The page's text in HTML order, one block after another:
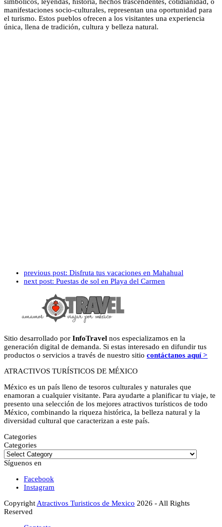
simbólicos, leyendas, historia, hechos trascendentes, cotidianidad, o
manifestaciones socio-culturales, representan una oportunidad para
el turismo. Estos pueblos ofrecen a los visitantes una experiencia
única, llena de tradición, cultura y belleza natural.
previous post: Disfruta tus vacaciones en Mahahual
next post: Puestas de sol en Playa del Carmen
Sitio desarrollado por InfoTravel nos especializamos en la
generación digital de demanda. Si estas interesado en difundir tus
productos o servicios a través de nuestro sitio contáctanos aquí >
ATRACTIVOS TURÍSTICOS DE MÉXICO
México es un país lleno de tesoros culturales y naturales que
enamoran a cualquier visitante. Para ayudarte a planificar tu viaje, te
presento una selección de los mejores atractivos turísticos de todo
México, combinando la riqueza histórica, la belleza natural y la
diversidad cultural que caracterizan a este país.
Categories
Categories
Síguenos en
Facebook
Instagram
CopyrightAtractivos Turisticos de Mexico 2026 - All Rights
Reserved